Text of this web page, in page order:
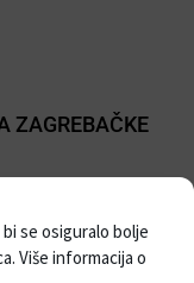
se osiguralo bolje
Više informacija o
ZAGREBAČKE